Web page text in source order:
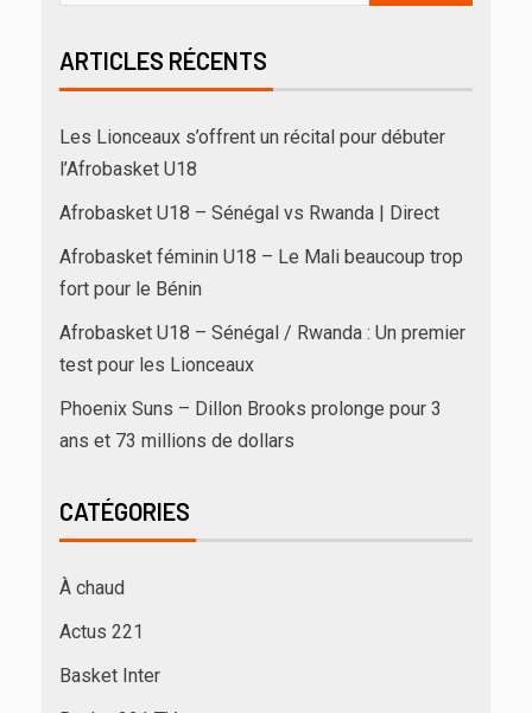
ARTICLES RÉCENTS
Les Lionceaux s’offrent un récital pour débuter
l’Afrobasket U18
Afrobasket U18 – Sénégal vs Rwanda | Direct
Afrobasket féminin U18 – Le Mali beaucoup trop
fort pour le Bénin
Afrobasket U18 – Sénégal / Rwanda : Un premier
test pour les Lionceaux
Phoenix Suns – Dillon Brooks prolonge pour 3
ans et 73 millions de dollars
CATÉGORIES
À chaud
Actus 221
Basket Inter